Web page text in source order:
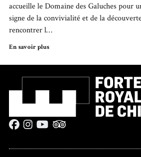
accueille le Domaine des Galuches pour
signe de la convivialité et de la
rencontrer l…
En savoir plus